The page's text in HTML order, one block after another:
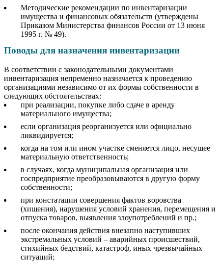
Методические рекомендации по инвентаризации
имущества и финансовых обязательств (утверждены
Приказом Министерства финансов России от 13 июня
1995 г. № 49).
Поводы для назначения инвентаризации
В соответствии с законодательными документами
инвентаризация непременно назначается к проведению
организациями независимо от их формы собственности в
следующих обстоятельствах:
при реализации, покупке либо сдаче в аренду
материального имущества;
если организация реорганизуется или официально
ликвидируется;
когда на том или ином участке сменяется лицо, несущее
материальную ответственность;
в случаях, когда муниципальная организация или
госпредприятие преобразовываются в другую форму
собственности;
при констатации совершения фактов воровства
(хищения), нарушения условий хранения, перемещения и
отпуска товаров, выявления злоупотреблений и пр.;
после окончания действия внезапно наступивших
экстремальных условий – аварийных происшествий,
стихийных бедствий, катастроф, иных чрезвычайных
ситуаций;